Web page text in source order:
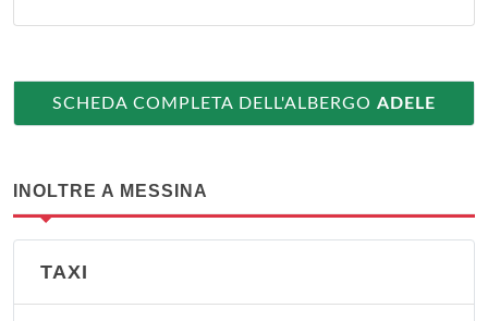
SCHEDA COMPLETA DELL'ALBERGO ADELE
INOLTRE A MESSINA
TAXI